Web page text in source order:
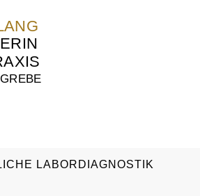
LABORDIAGNOSTIK